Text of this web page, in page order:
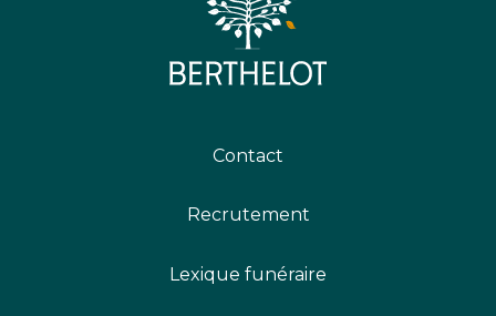
Contact
Recrutement
Lexique funéraire